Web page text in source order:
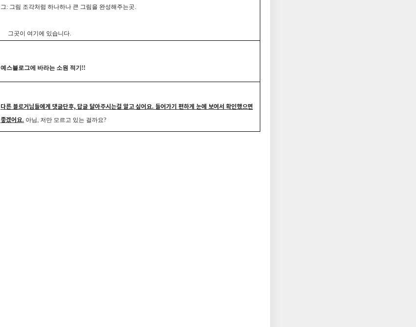
그: 그림 조각처럼 하나하나 큰 그림을 완성해주는곳.
그곳이 여기에 있습니다.
예스블로그에 바라는 소원 적기!!
다른 블로거님들에게 댓글단후, 답글 달아주시는걸 알고 싶어요. 들어가기 편하게 눈에 보여서 확인했으면
좋겠어요. 아님, 저만 모르고 있는 걸까요?